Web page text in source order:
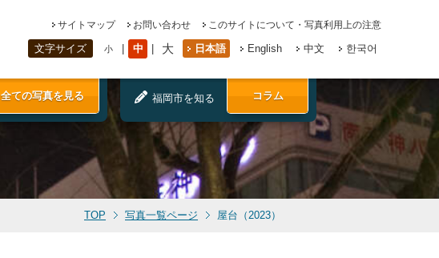
サイトマップ お問い合わせ このサイトについて・写真利用上の注意
文字サイズ 小 中 大 日本語 English 中文 한국어
全ての写真を見る 福岡市を知る コラム
TOP 写真一覧ページ 屋台（2023）